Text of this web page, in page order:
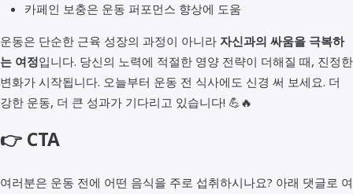
카페인 보충은 운동 퍼포먼스 향상에 도움
운동은 단순한 근육 성장의 과정이 아니라 자신과의 싸움을 극복하
는 여정입니다. 당신의 노력에 적절한 영양 전략이 더해질 때, 진정한
변화가 시작됩니다. 오늘부터 운동 전 식사에도 신경 써 보세요. 더
강한 운동, 더 큰 성과가 기다리고 있습니다! 💪🔥
👉 CTA
여러분은 운동 전에 어떤 음식을 주로 섭취하시나요? 아래 댓글로 여